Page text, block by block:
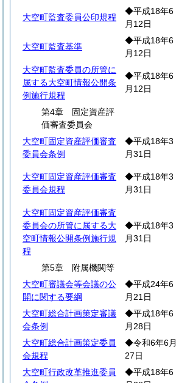
大空町監査委員公印規程
◆平成18年6
月12日
大空町監査基準
◆平成18年6
月12日
大空町監査委員の所管に
属する大空町情報公開条
例施行規程
◆平成18年6
月12日
第4章 固定資産評
価審査委員会
大空町固定資産評価審査
委員会条例
◆平成18年3
月31日
大空町固定資産評価審査
委員会規程
◆平成18年3
月31日
大空町固定資産評価審査
委員会の所管に属する大
空町情報公開条例施行規
程
◆平成18年3
月31日
第5章 附属機関等
大空町審議会等会議の公
開に関する要綱
◆平成24年6
月21日
大空町総合計画策定審議
会条例
◆平成18年6
月28日
大空町総合計画策定委員
会規程
◆令和6年6月
27日
大空町行政改革推進委員
◆平成18年6